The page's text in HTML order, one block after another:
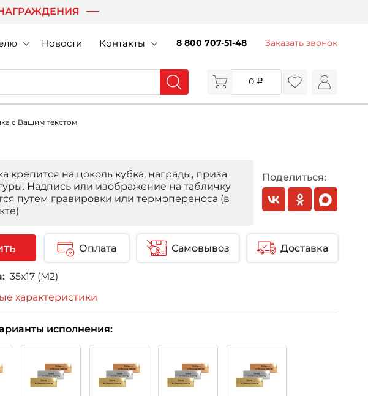
Новости Контакты 8 800 707-51-48 Заказать звонок
0
c Вашим текстом
крепится на цоколь кубка, награды, приза
Надпись или изображение на табличку
путем гравировки или термопереноса (в
Поделиться:
Оплата Самовывоз Доставка
35х17 (М2)
характеристики
исполнения: